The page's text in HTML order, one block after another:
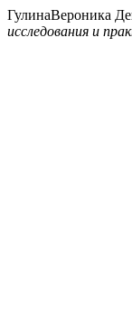
ГулинаВероника
исследования и